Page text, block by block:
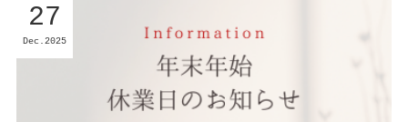
27
Dec 2025